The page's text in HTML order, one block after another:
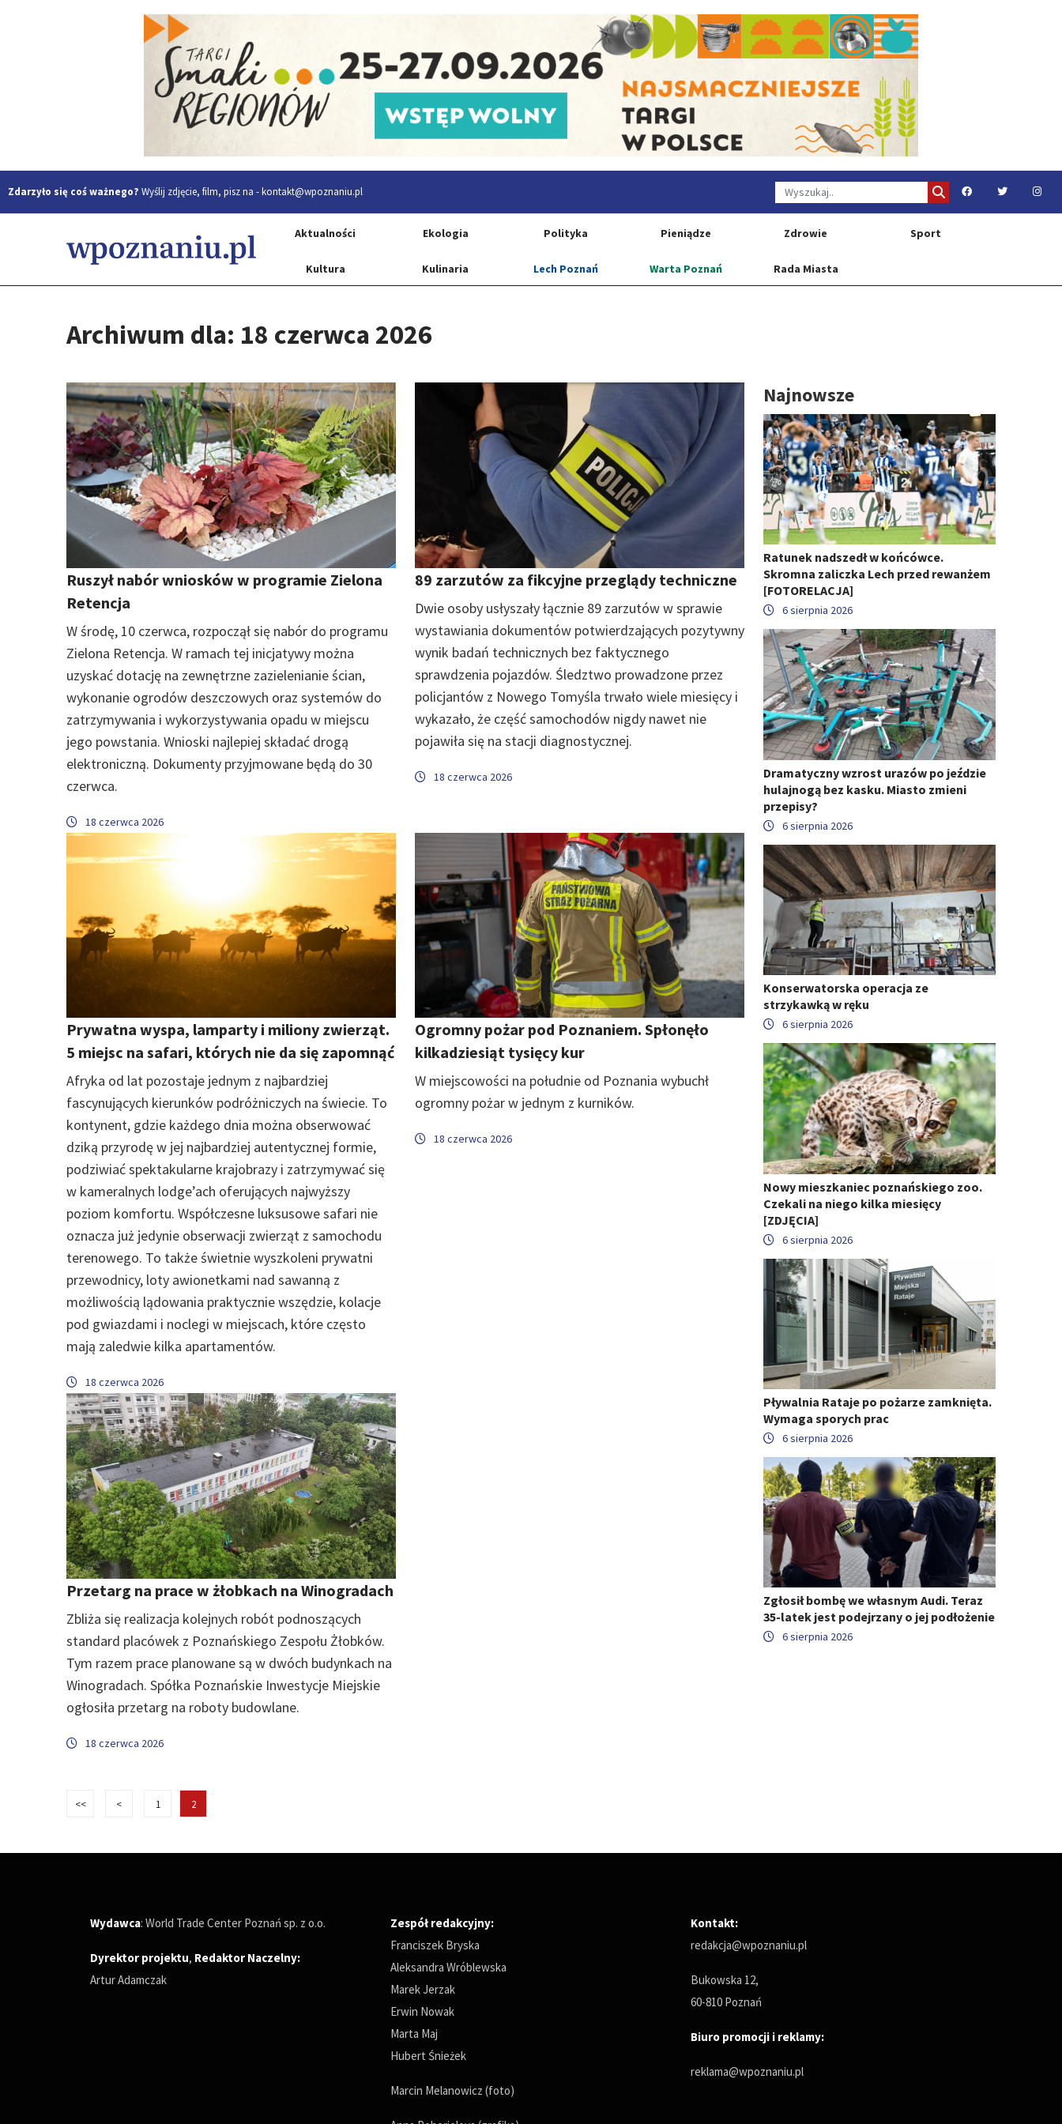
Zdarzyło się coś ważnego? Wyślij zdjęcie, film, pisz na -kontakt@wpoznaniu.pl
Aktualności Ekologia Polityka Pieniądze Zdrowie Sport
Kultura Kulinaria Lech Poznań Warta Poznań Rada Miasta
Archiwum dla: 18 czerwca 2026
Ruszył nabór wniosków w programie Zielona
Retencja
W środę, 10 czerwca, rozpoczął się nabór do programu
Zielona Retencja. W ramach tej inicjatywy można
uzyskać dotację na zewnętrzne zazielenianie ścian,
wykonanie ogrodów deszczowych oraz systemów do
zatrzymywania i wykorzystywania opadu w miejscu
jego powstania. Wnioski najlepiej składać drogą
elektroniczną. Dokumenty przyjmowane będą do 30
czerwca.
18 czerwca 2026
89 zarzutów za fikcyjne przeglądy techniczne
Dwie osoby usłyszały łącznie 89 zarzutów w sprawie
wystawiania dokumentów potwierdzających pozytywny
wynik badań technicznych bez faktycznego
sprawdzenia pojazdów. Śledztwo prowadzone przez
policjantów z Nowego Tomyśla trwało wiele miesięcy i
wykazało, że część samochodów nigdy nawet nie
pojawiła się na stacji diagnostycznej.
18 czerwca 2026
Prywatna wyspa, lamparty i miliony zwierząt.
5 miejsc na safari, których nie da się zapomnąć
Afryka od lat pozostaje jednym z najbardziej
fascynujących kierunków podróżniczych na świecie. To
kontynent, gdzie każdego dnia można obserwować
dziką przyrodę w jej najbardziej autentycznej formie,
podziwiać spektakularne krajobrazy i zatrzymywać się
w kameralnych lodge’ach oferujących najwyższy
poziom komfortu. Współczesne luksusowe safari nie
oznacza już jedynie obserwacji zwierząt z samochodu
terenowego. To także świetnie wyszkoleni prywatni
przewodnicy, loty awionetkami nad sawanną z
możliwością lądowania praktycznie wszędzie, kolacje
pod gwiazdami i noclegi w miejscach, które często
mają zaledwie kilka apartamentów.
18 czerwca 2026
Ogromny pożar pod Poznaniem. Spłonęło
kilkadziesiąt tysięcy kur
W miejscowości na południe od Poznania wybuchł
ogromny pożar w jednym z kurników.
18 czerwca 2026
Przetarg na prace w żłobkach na Winogradach
Zbliża się realizacja kolejnych robót podnoszących
standard placówek z Poznańskiego Zespołu Żłobków.
Tym razem prace planowane są w dwóch budynkach na
Winogradach. Spółka Poznańskie Inwestycje Miejskie
ogłosiła przetarg na roboty budowlane.
18 czerwca 2026
<< < 1 2
Najnowsze
Ratunek nadszedł w końcówce.
Skromna zaliczka Lech przed rewanżem
[FOTORELACJA]
6 sierpnia 2026
Dramatyczny wzrost urazów po jeździe
hulajnogą bez kasku. Miasto zmieni
przepisy?
6 sierpnia 2026
Konserwatorska operacja ze
strzykawką w ręku
6 sierpnia 2026
Nowy mieszkaniec poznańskiego zoo.
Czekali na niego kilka miesięcy
[ZDJĘCIA]
6 sierpnia 2026
Pływalnia Rataje po pożarze zamknięta.
Wymaga sporych prac
6 sierpnia 2026
Zgłosił bombę we własnym Audi. Teraz
35-latek jest podejrzany o jej podłożenie
6 sierpnia 2026
Wydawca: World Trade Center Poznań sp. z o.o.
Dyrektor projektu, Redaktor Naczelny:
Artur Adamczak
Zespół redakcyjny:
Franciszek Bryska
Aleksandra Wróblewska
Marek Jerzak
Erwin Nowak
Marta Maj
Hubert Śnieżek
Marcin Melanowicz (foto)
Kontakt:
redakcja@wpoznaniu.pl
Bukowska 12,
60-810 Poznań
Biuro promocji i reklamy:
reklama@wpoznaniu.pl